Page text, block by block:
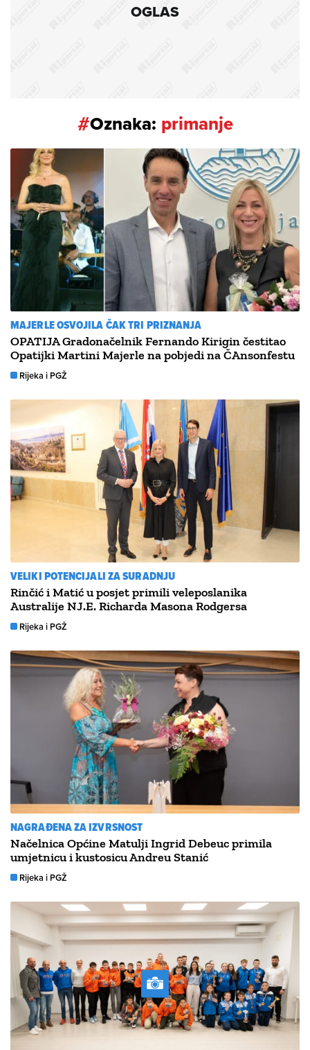
OGLAS
#Oznaka: primanje
MAJERLE OSVOJILA ČAK TRI PRIZNANJA
OPATIJA Gradonačelnik Fernando Kirigin čestitao
Opatijki Martini Majerle na pobjedi na ČAnsonfestu
Rijeka i PGŽ
VELIKI POTENCIJALI ZA SURADNJU
Rinčić i Matić u posjet primili veleposlanika
Australije NJ.E. Richarda Masona Rodgersa
Rijeka i PGŽ
NAGRAĐENA ZA IZVRSNOST
Načelnica Općine Matulji Ingrid Debeuc primila
umjetnicu i kustosicu Andreu Stanić
Rijeka i PGŽ